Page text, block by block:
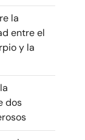
la
entre el
y la
dos